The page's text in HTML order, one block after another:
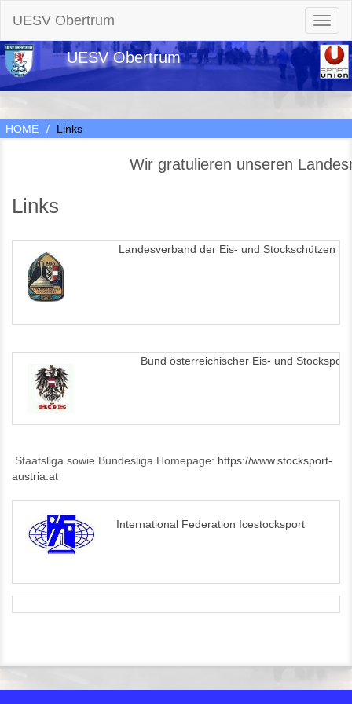
UESV Obertrum
UESV Obertrum
HOME Links
Wir gratulieren unseren
Links
Landesverband der Eis- und Stockschützen
Bund österreichischer Eis- und
Staatsliga sowie Bundesliga Homepage: https://www.stocksport-
austria.at
International Federation Icestocksport